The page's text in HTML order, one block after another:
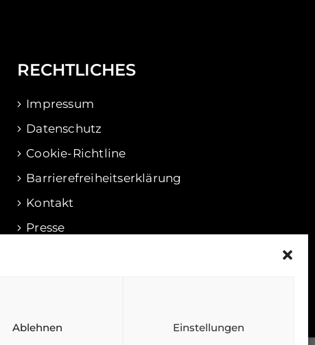
Ablehnen Einstellungen
RECHTLICHES
Impressum
Datenschutz
Cookie-Richtline
Barrierefreiheitserklärung
Kontakt
Presse